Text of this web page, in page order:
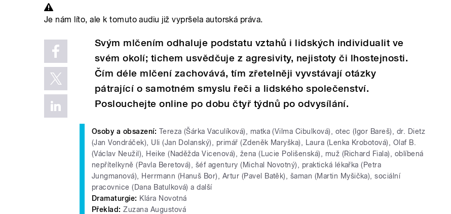
Je nám líto, ale k tomuto audiu již vypršela autorská práva.
Svým mlčením odhaluje podstatu vztahů i lidských individualit ve
svém okolí; tichem usvědčuje z agresivity, nejistoty či lhostejnosti.
Čím déle mlčení zachovává, tím zřetelněji vyvstávají otázky
pátrající o samotném smyslu řeči a lidského společenství.
Poslouchejte online po dobu čtyř týdnů po odvysílání.
Osoby a obsazení: Tereza (Šárka Vaculíková), matka (Vilma Cibulková), otec (Igor Bareš), dr. Dietz
(Jan Vondráček), Uli (Jan Dolanský), primář (Zdeněk Maryška), Laura (Lenka Krobotová), Olaf B.
(Václav Neužil), Heike (Naděžda Vicenová), žena (Lucie Polišenská), muž (Richard Fiala), oblíbená
nepřítelkyně (Pavla Beretová), šéf agentury (Michal Novotný), praktická lékařka (Petra
Jungmanová), Herrmann (Hanuš Bor), Artur (Pavel Batěk), šaman (Martin Myšička), sociální
pracovnice (Dana Batulková) a další
Dramaturgie: Klára Novotná
Překlad: Zuzana Augustová